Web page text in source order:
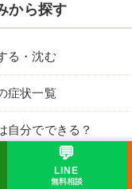
LINEで相談してみる
から探す
る・沈む
症状一覧
自分でできる？
ロアリ被害✉️ メール
💬
LINE
無料相談